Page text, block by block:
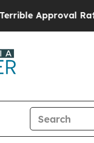
RatingBlack